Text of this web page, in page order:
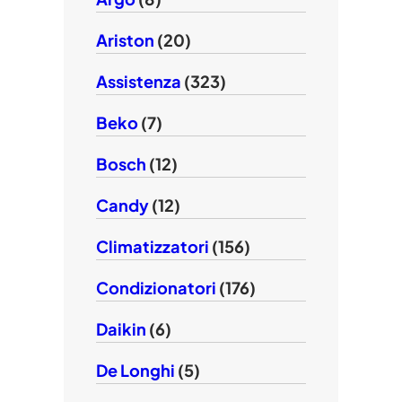
Ariston (20)
Assistenza (323)
Beko(7)
Bosch (12)
Candy(12)
Climatizzatori (156)
Condizionatori (176)
Daikin (6)
De Longhi (5)